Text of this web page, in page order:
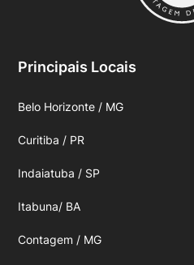
Principais Locais
Belo Horizonte / MG
Curitiba / PR
Indaiatuba / SP
Itabuna/ BA
Contagem / MG